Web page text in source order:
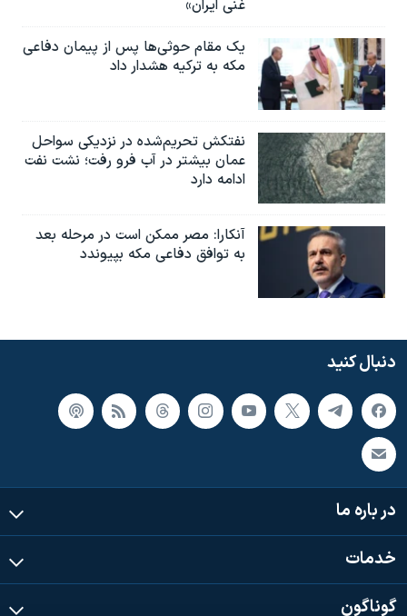
غنی ایران»
یک مقام حوثی‌ها پس از پیمان دفاعی
مکه به ترکیه هشدار داد
نفتکش تحریم‌شده در نزدیکی سواحل
عمان بیشتر در آب فرو رفت؛ نشت نفت
ادامه دارد
آنکارا: مصر ممکن است در مرحله بعد
به توافق دفاعی مکه بپیوندد
دنبال کنید
در باره ما
خدمات
گوناگون